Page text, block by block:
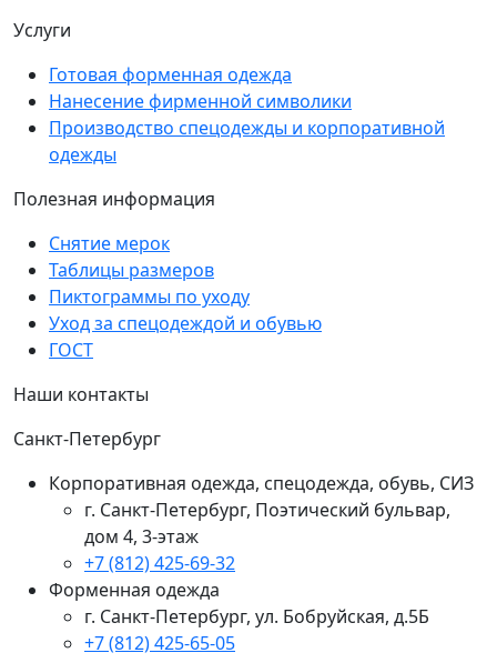
Услуги
Готовая форменная одежда
Нанесение фирменной символики
Производство спецодежды и корпоративной
одежды
Полезная информация
Снятие мерок
Таблицы размеров
Пиктограммы по уходу
Уход за спецодеждой и обувью
ГОСТ
Наши контакты
Санкт-Петербург
Корпоративная одежда, спецодежда, обувь, СИЗ
г. Санкт-Петербург, Поэтический бульвар,
дом 4, 3-этаж
+7 (812) 425-69-32
Форменная одежда
г. Санкт-Петербург, ул. Бобруйская, д.5Б
+7 (812) 425-65-05